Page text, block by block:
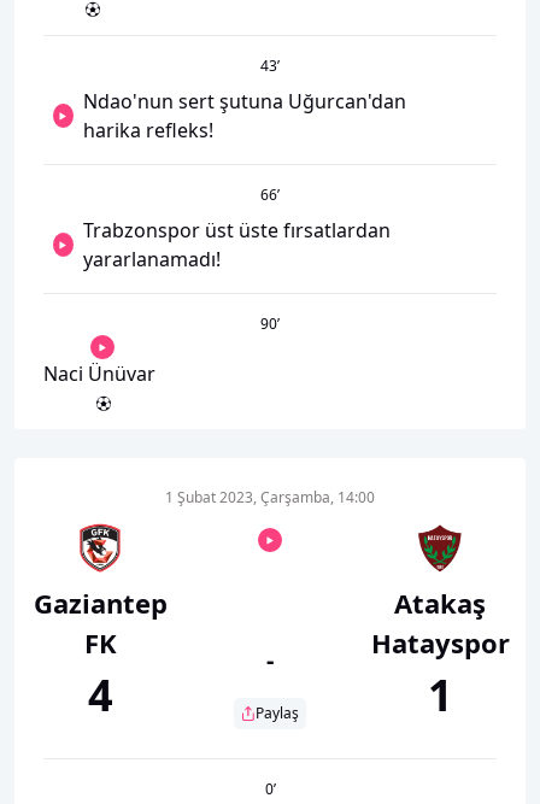
43’
Ndao'nun sert şutuna Uğurcan'dan
harika refleks!
66’
Trabzonspor üst üste fırsatlardan
yararlanamadı!
90’
Naci Ünüvar
Gaziantep
FK
4
1 Şubat 2023, Çarşamba, 14:00
-
Paylaş
Atakaş
Hatayspor
1
0’